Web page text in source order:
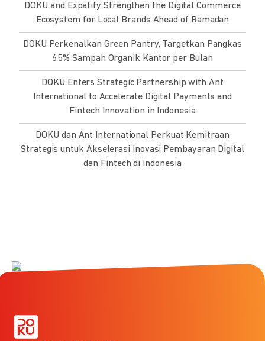
DOKU and Expatify Strengthen the Digital Commerce
Ecosystem for Local Brands Ahead of Ramadan
DOKU Perkenalkan Green Pantry, Targetkan Pangkas
65% Sampah Organik Kantor per Bulan
DOKU Enters Strategic Partnership with Ant
International to Accelerate Digital Payments and
Fintech Innovation in Indonesia
DOKU dan Ant International Perkuat Kemitraan
Strategis untuk Akselerasi Inovasi Pembayaran Digital
dan Fintech di Indonesia